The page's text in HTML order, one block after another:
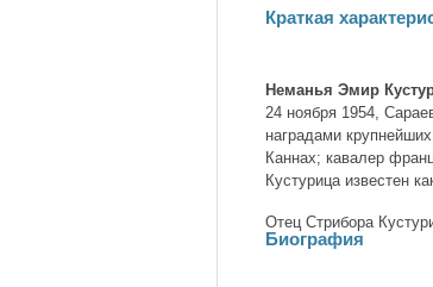
Краткая
Неманья Эмир
24 ноября 1954,
наградами
Каннах; кавалер
Кустурица известен
Отец Стрибора
Биография